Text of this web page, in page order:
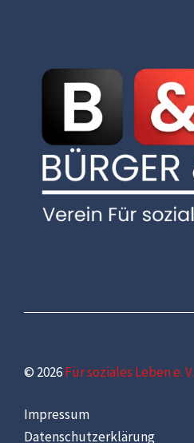
© 2026Für soziales Leben e. V.
Impressum
Datenschutzerklärung